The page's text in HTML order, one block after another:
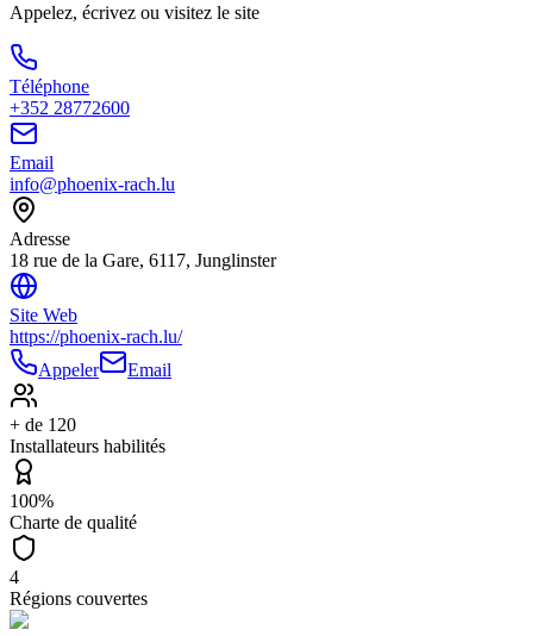
Appelez, écrivez ou visitez le site
Téléphone
+352 28772600
Email
info@phoenix-rach.lu
Adresse
18 rue de la Gare, 6117, Junglinster
Site Web
https://phoenix-rach.lu/
Appeler
Email
+ de 120
Installateurs habilités
100%
Charte de qualité
4
Régions couvertes